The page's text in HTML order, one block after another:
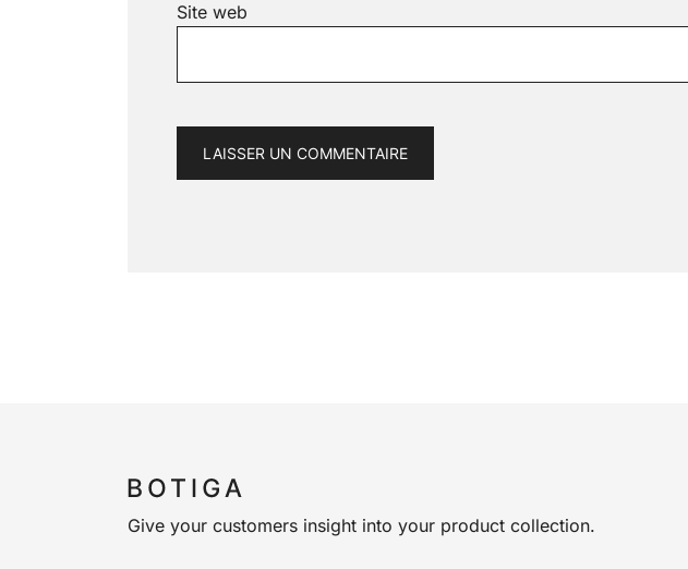
Site web
Give your customers insight into your product collection.